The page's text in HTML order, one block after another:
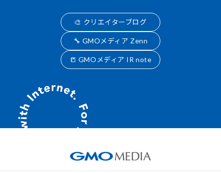
🎨 クリエイターブログ
🔧 GMOメディア Zenn
📒 GMOメディア IR note